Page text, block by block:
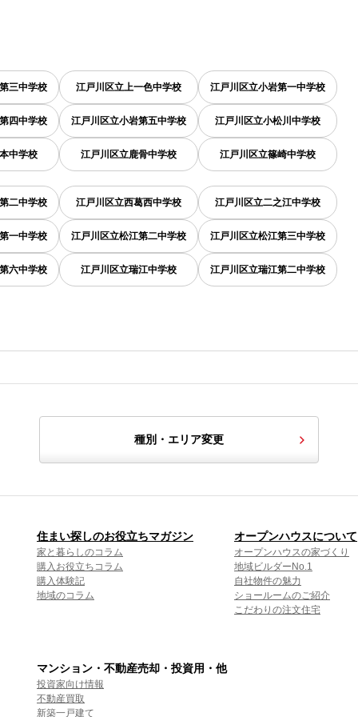
三中学校 江戸川区立上一色中学校 江戸川区立小岩第一中学校
四中学校 江戸川区立小岩第五中学校 江戸川区立小松川中学校
中学校 江戸川区立鹿骨中学校 江戸川区立篠崎中学校
二中学校 江戸川区立西葛西中学校 江戸川区立二之江中学校
一中学校 江戸川区立松江第二中学校 江戸川区立松江第三中学校
六中学校 江戸川区立瑞江中学校 江戸川区立瑞江第二中学校
種別・エリア変更
住まい探しのお役立ちマガジン
家と暮らしのコラム
購入お役立ちコラム
購入体験記
地域のコラム
オープンハウスについて
オープンハウスの家づくり
地域ビルダーNo.1
自社物件の魅力
ショールームのご紹介
こだわりの注文住宅
マンション・不動産売却・投資用・他
投資家向け情報
不動産買取
新築一戸建て